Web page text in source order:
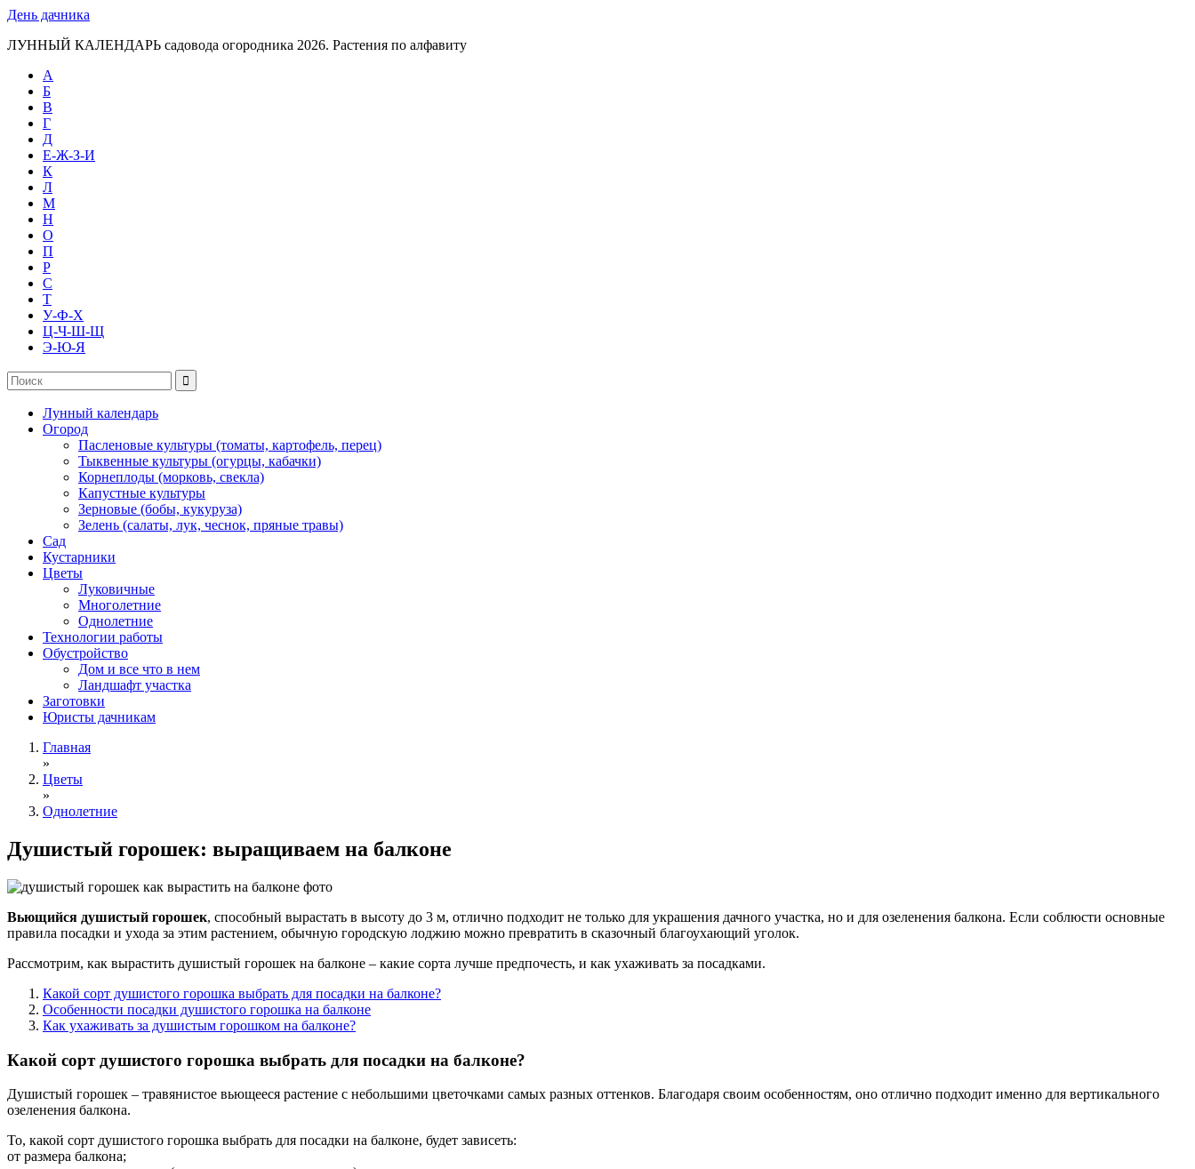
День дачника
ЛУННЫЙ КАЛЕНДАРЬ садовода огородника 2026. Растения по алфавиту
А
Б
В
Г
Д
Е-Ж-З-И
К
Л
М
Н
О
П
Р
С
Т
У-Ф-Х
Ц-Ч-Ш-Щ
Э-Ю-Я
Лунный календарь
Огород
Пасленовые культуры (томаты, картофель, перец)
Тыквенные культуры (огурцы, кабачки)
Корнеплоды (морковь, свекла)
Капустные культуры
Зерновые (бобы, кукуруза)
Зелень (салаты, лук, чеснок, пряные травы)
Сад
Кустарники
Цветы
Луковичные
Многолетние
Однолетние
Технологии работы
Обустройство
Дом и все что в нем
Ландшафт участка
Заготовки
Юристы дачникам
Главная
»
Цветы
»
Однолетние
Душистый горошек: выращиваем на балконе
Вьющийся душистый горошек, способный вырастать в высоту до 3 м, отлично подходит не только для украшения дачного участка, но и для озеленения балкона. Если соблюсти основные
правила посадки и ухода за этим растением, обычную городскую лоджию можно превратить в сказочный благоухающий уголок.
Рассмотрим, как вырастить душистый горошек на балконе – какие сорта лучше предпочесть, и как ухаживать за посадками.
Какой сорт душистого горошка выбрать для посадки на балконе?
Особенности посадки душистого горошка на балконе
Как ухаживать за душистым горошком на балконе?
Какой сорт душистого горошка выбрать для посадки на балконе?
Душистый горошек – травянистое вьющееся растение с небольшими цветочками самых разных оттенков. Благодаря своим особенностям, оно отлично подходит именно для вертикального
озеленения балкона.
То, какой сорт душистого горошка выбрать для посадки на балконе, будет зависеть:
от размера балкона;